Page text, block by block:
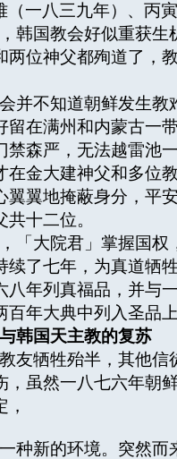
（一八三九年）、丙
韩国教会好似重获
两位神父都殉道了，
并不知道朝鲜发生
留在满州和内蒙古一
禁森严，无法越雷池
在金大建神父和多位
翼翼地掩蔽身分，平
十二位。
「大院君」掌握国
续了七年，为真道牺
八年列真福品，并与
百年大典中列入圣品
韩国天主教的复苏
友牺牲殆半，其他
，虽然一八七六年朝
种新的环境。突然